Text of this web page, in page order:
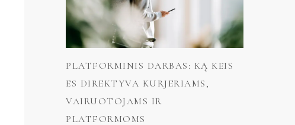
PLATFORMINIS DARBAS: KĄ KEIS
ES DIREKTYVA KURJERIAMS,
VAIRUOTOJAMS IR
PLATFORMOMS